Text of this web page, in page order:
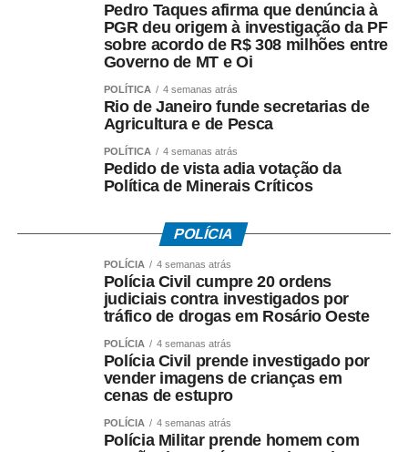
TRT-RJ, mantendo o estado de greve, para que o
sindicato patronal aumentasse a proposta de reajuste,
mas não houve acordo.
Entre as principais reivindicações da categoria estão
reajuste salarial, valorização dos pisos remuneratórios,
pagamento do intervalo para refeição como hora
extraordinária.
COMENTE ABAIXO:
WhatsApp
Facebook
Twitter
Messenger
LinkedIn
Share
Pedro Taques afirma que denúncia à
PGR deu origem à investigação da PF
sobre acordo de R$ 308 milhões entre
Governo de MT e Oi
POLÍTICA 4 semanas atrás
Rio de Janeiro funde secretarias de
Agricultura e de Pesca
POLÍTICA 4 semanas atrás
Pedido de vista adia votação da
Política de Minerais Críticos
POLÍCIA
POLÍCIA 4 semanas atrás
Polícia Civil cumpre 20 ordens
judiciais contra investigados por
tráfico de drogas em Rosário Oeste
POLÍCIA 4 semanas atrás
Polícia Civil prende investigado por
vender imagens de crianças em
cenas de estupro
POLÍCIA 4 semanas atrás
Polícia Militar prende homem com